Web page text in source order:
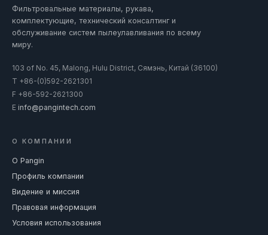
Фильтровальные материалы, рукава,
комплектующие, технический консалтинг и
обслуживание систем пылеулавливания по всему
миру.
103 of No. 45, Malong, Hulu District, Сямэнь, Китай (36100)
T +86-(0)592-2621301
F +86-592-2621300
E info@pangintech.com
О КОМПАНИИ
О Pangin
Профиль компании
Видение и миссия
Правовая информация
Условия использования